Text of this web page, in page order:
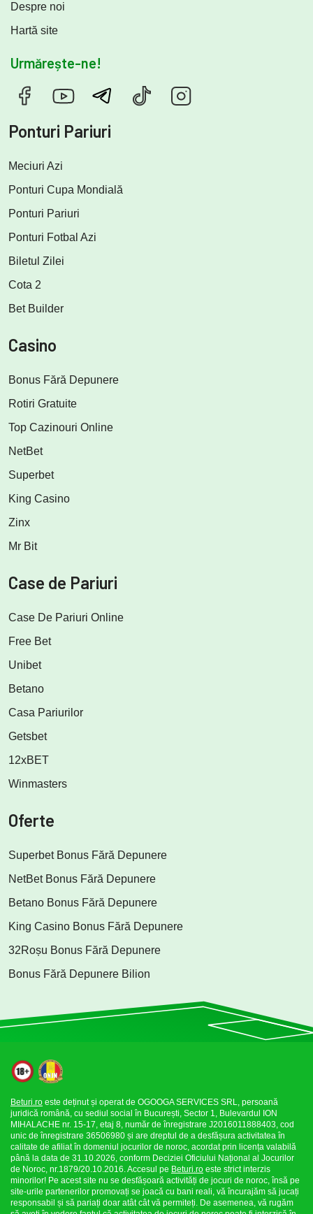
Despre noi
Hartă site
Urmărește-ne!
Ponturi Pariuri
Meciuri Azi
Ponturi Cupa Mondială
Ponturi Pariuri
Ponturi Fotbal Azi
Biletul Zilei
Cota 2
Bet Builder
Casino
Bonus Fără Depunere
Rotiri Gratuite
Top Cazinouri Online
NetBet
Superbet
King Casino
Zinx
Mr Bit
Case de Pariuri
Case De Pariuri Online
Free Bet
Unibet
Betano
Casa Pariurilor
Getsbet
12xBET
Winmasters
Oferte
Superbet Bonus Fără Depunere
NetBet Bonus Fără Depunere
Betano Bonus Fără Depunere
King Casino Bonus Fără Depunere
32Roșu Bonus Fără Depunere
Bonus Fără Depunere Bilion
Beturi.ro este deținut și operat de OGOOGA SERVICES SRL, persoană
juridică română, cu sediul social în București, Sector 1, Bulevardul ION
MIHALACHE nr. 15-17, etaj 8, număr de înregistrare J2016011888403, cod
unic de înregistrare 36506980 și are dreptul de a desfășura activitatea în
calitate de afiliat în domeniul jocurilor de noroc, acordat prin licența valabilă
până la data de 31.10.2026, conform Deciziei Oficiului Național al Jocurilor
de Noroc, nr.1879/20.10.2016. Accesul pe Beturi.ro este strict interzis
minorilor! Pe acest site nu se desfășoară activități de jocuri de noroc, însă pe
site-urile partenerilor promovați se joacă cu bani reali, vă încurajăm să jucați
responsabil și să pariați doar atât cât vă permiteți. De asemenea, vă rugăm